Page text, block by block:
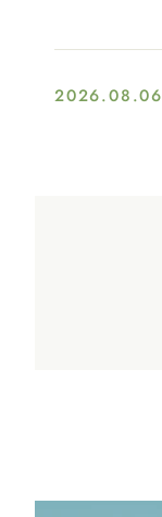
2026.08.06